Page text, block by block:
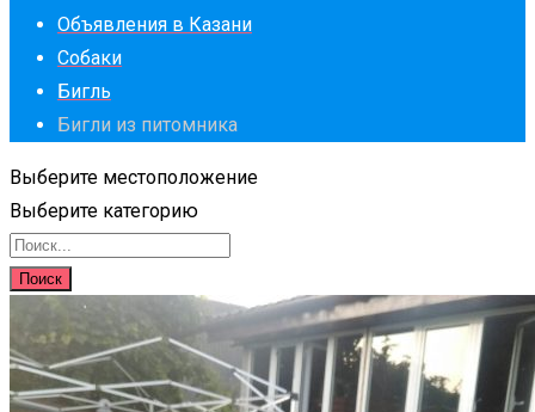
Объявления в Казани
Собаки
Бигль
Бигли из питомника
Выберите местоположение
Выберите категорию
Поиск